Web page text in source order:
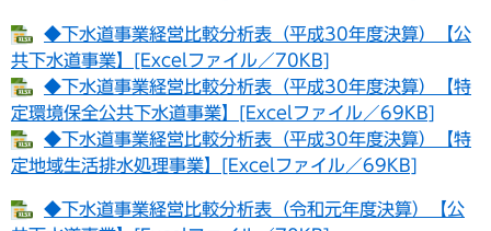
◆下水道事業経営比較分析表（平成30年度決算）【公
共下水道事業】[Excelファイル／70KB]
◆下水道事業経営比較分析表（平成30年度決算）【特
定環境保全公共下水道事業】[Excelファイル／69KB]
◆下水道事業経営比較分析表（平成30年度決算）【特
定地域生活排水処理事業】[Excelファイル／69KB]
◆下水道事業経営比較分析表（令和元年度決算）【公